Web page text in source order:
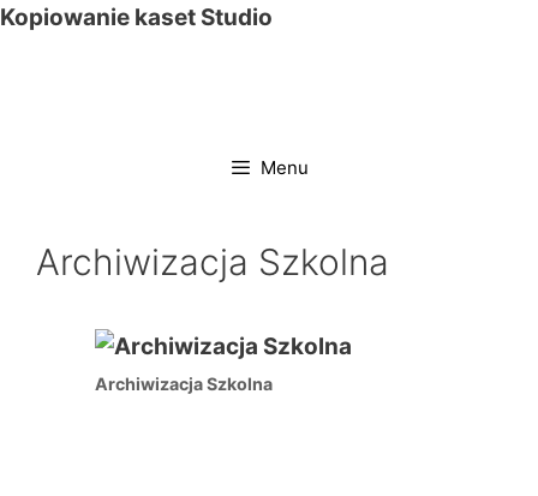
Kopiowanie kaset Studio
Menu
Archiwizacja Szkolna
Archiwizacja Szkolna